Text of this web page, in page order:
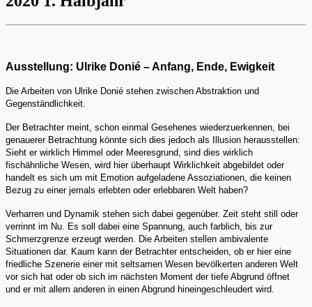
Ausstellung: Ulrike Donié – Anfang, Ende, Ewigkeit
Die Arbeiten von Ulrike Donié stehen zwischen Abstraktion und
Gegenständlichkeit.
Der Betrachter meint, schon einmal Gesehenes wiederzuerkennen, bei
genauerer Betrachtung könnte sich dies jedoch als Illusion herausstellen:
Sieht er wirklich Himmel oder Meeresgrund, sind dies wirklich
fischähnliche Wesen, wird hier überhaupt Wirklichkeit abgebildet oder
handelt es sich um mit Emotion aufgeladene Assoziationen, die keinen
Bezug zu einer jemals erlebten oder erlebbaren Welt haben?
Verharren und Dynamik stehen sich dabei gegenüber. Zeit steht still oder
verrinnt im Nu. Es soll dabei eine Spannung, auch farblich, bis zur
Schmerzgrenze erzeugt werden. Die Arbeiten stellen ambivalente
Situationen dar. Kaum kann der Betrachter entscheiden, ob er hier eine
friedliche Szenerie einer mit seltsamen Wesen bevölkerten anderen Welt
vor sich hat oder ob sich im nächsten Moment der tiefe Abgrund öffnet
und er mit allem anderen in einen Abgrund hineingeschleudert wird.